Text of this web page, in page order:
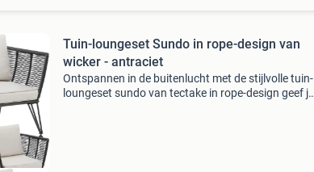
Tuin-loungeset Sundo in rope-design van
wicker - antraciet
Ontspannen in de buitenlucht met de stijlvolle tuin-
loungeset sundo van tectake in rope-design geef je